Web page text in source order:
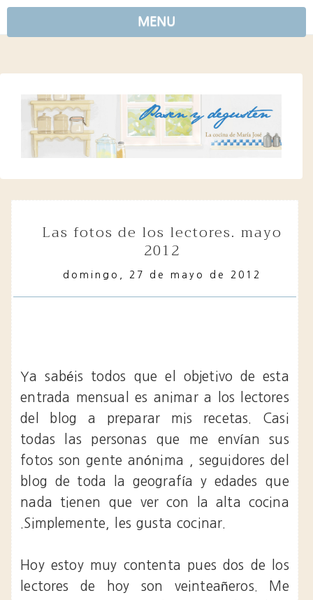
MENU
las fotos de los lectores. mayo
2012
domingo, 27 de mayo de 2012
Ya sabéis todos que el objetivo de esta
entrada mensual es animar a los lectores
del blog a preparar mis recetas. Casi
todas las personas que me envían sus
fotos son gente anónima , seguidores del
blog de toda la geografía y edades que
nada tienen que ver con la alta cocina
.Simplemente, les gusta cocinar.
Hoy estoy muy contenta pues dos de los
lectores de hoy son veinteañeros. Me